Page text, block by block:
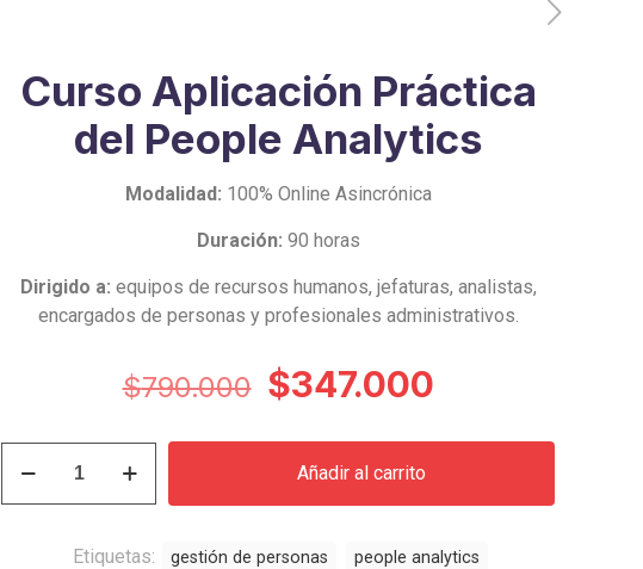
Curso Aplicación Práctica
del People Analytics
Modalidad: 100% Online Asincrónica
Duración: 90 horas
Dirigido a: equipos de recursos humanos, jefaturas, analistas,
encargados de personas y profesionales administrativos.
$790.000 El
original
era:
$347.000El
actual
Aplicación
Práctica
Añadir al carrito
Etiquetas: gestión de personas
people analytics